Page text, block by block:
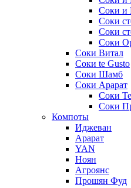
Соки и
Соки
Соки
Соки
Соки Витал
Соки te Gusto
Соки Шамб
Соки Арарат
Соки
Соки
Компоты
Иджеван
Арарат
YAN
Ноян
Агроянс
Прошян Фуд